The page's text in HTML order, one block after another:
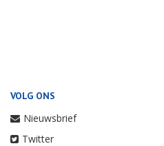
VOLG ONS
Nieuwsbrief
Twitter